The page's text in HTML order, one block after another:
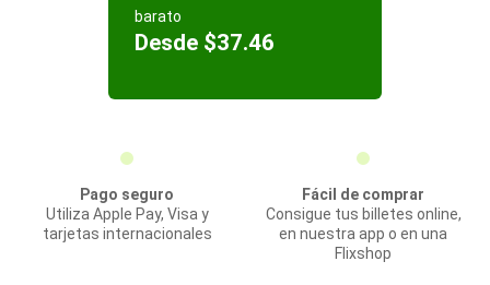
barato
Desde $37.46
Pago seguro
Utiliza Apple Pay, Visa y
tarjetas internacionales
Fácil de comprar
Consigue tus billetes online,
en nuestra app o en una
Flixshop